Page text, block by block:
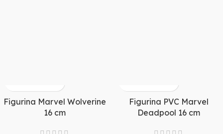
Figurina Marvel Wolverine
16 cm
Figurina PVC Marvel
Deadpool 16 cm